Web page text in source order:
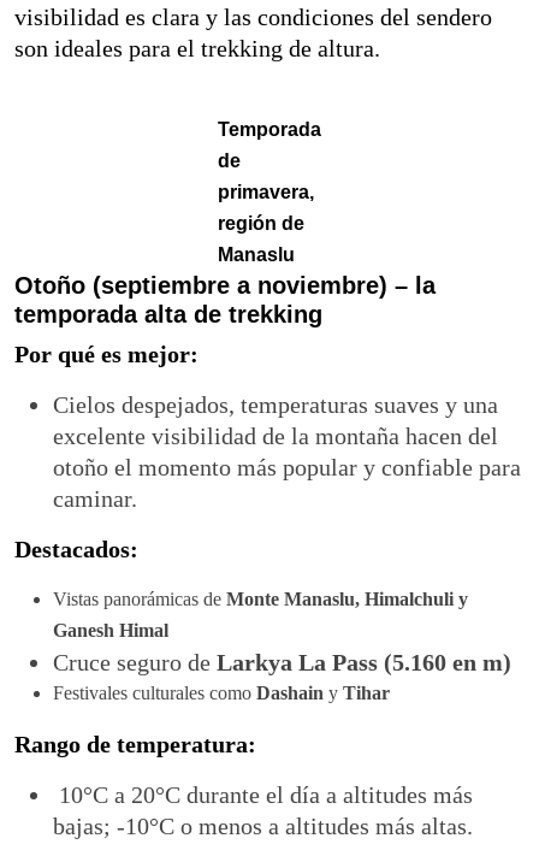
visibilidad es clara y las condiciones del sendero
son ideales para el trekking de altura.
Temporada
de
primavera,
región de
Manaslu
Otoño (septiembre a noviembre) – la
temporada alta de trekking
Por qué es mejor:
Cielos despejados, temperaturas suaves y una
excelente visibilidad de la montaña hacen del
otoño el momento más popular y confiable para
caminar.
Destacados:
Vistas panorámicas de Monte Manaslu, Himalchuli y
Ganesh Himal
Cruce seguro de Larkya La Pass (5.160 en m)
Festivales culturales como Dashain y Tihar
Rango de temperatura:
10°C a 20°C durante el día a altitudes más
bajas; -10°C o menos a altitudes más altas.